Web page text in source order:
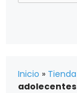
Inicio » Tienda
adolecentes